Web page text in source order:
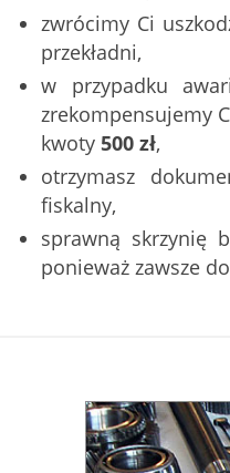
zwrócimy Ci
przekładni,
w przypadku
zrekompensujemy
kwoty500 zł,
otrzymasz
fiskalny,
sprawną skrzynię
ponieważ zawsze